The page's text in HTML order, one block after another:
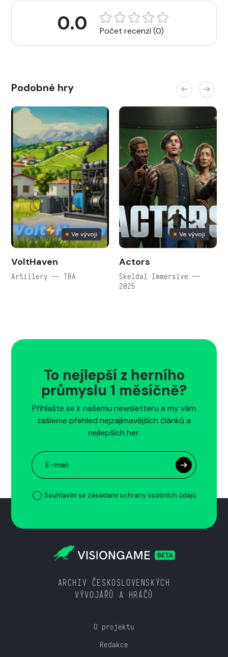
0.0 Počet recenzí (0)
Podobné hry
Ve vývoji
VoltHaven
Artillery — TBA
Ve vývoji
Actors
Skeldal Immersive —
2025
To nejlepší z herního
průmyslu 1 měsíčně?
Přihlašte se k našemu newsletteru a my vám
zašleme přehled nejzajímavějších článků a
nejlepších her.
Souhlasím se zásadami ochrany osobních údajů
ARCHIV ČESKOSLOVENSKÝCH
VÝVOJÁŘŮ A HRÁČŮ
O projektu
Redakce